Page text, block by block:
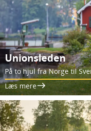
Unionsleden
På to hjul fra Norge til
Læs mere